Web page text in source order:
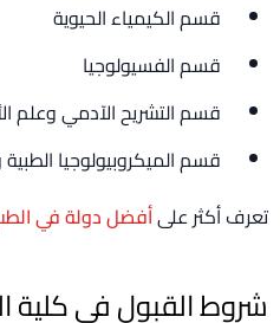
قسم الكيمياء الحيوية
قسم الفسيولوجيا
قسم التشريح الآدمي وعلم
قسم الميكروبيولوجيا الطبية
تعرف أكثر علىأفضل دولة في الطب
شروط القبول فى كلية